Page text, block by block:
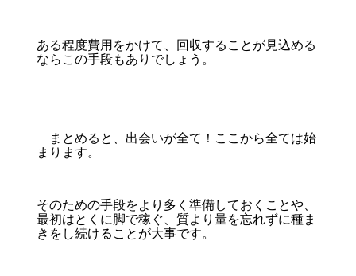
ある程度費用をかけて、回収することが見込める
ならこの手段もありでしょう。
まとめると、出会いが全て！ここから全ては始
まります。
そのための手段をより多く準備しておくことや、
最初はとくに脚で稼ぐ、質より量を忘れずに種ま
きをし続けることが大事です。